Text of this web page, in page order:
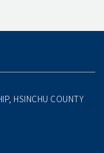
HSINCHU COUNTY